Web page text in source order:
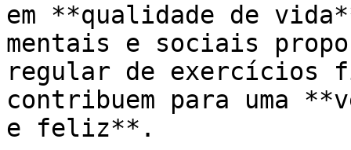
em **qualidade de
mentais e sociais
regular de exercícios
contribuem para uma
e feliz**.